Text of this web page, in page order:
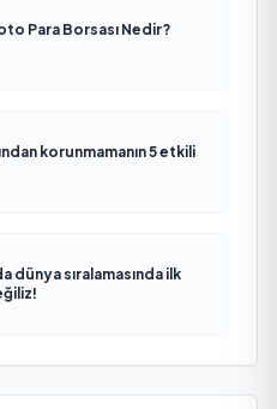
Para Borsası Nedir?
korunmamanın 5 etkili
dünya sıralamasında ilk